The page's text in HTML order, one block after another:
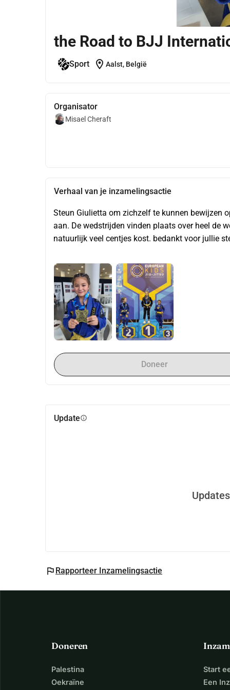
the Road to BJJ
Sport location_on Aalst, België
Organisator
Misael Cheraft
Verhaal van je inzamelingsactie
Steun Giulietta om zichzelf te kunnen bewijzen
aan. De wedstrijden vinden plaats over heel de
natuurlijk veel centjes kost. bedankt voor jullie
Doneer
Updateinfo
flag Rapporteer Inzamelingsactie
Doneren
Palestina
Oekraïne
Start
Een